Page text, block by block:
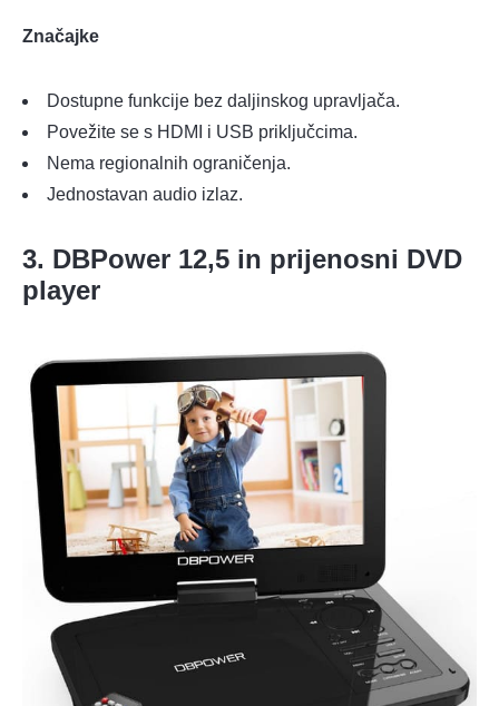
Značajke
Dostupne funkcije bez daljinskog upravljača.
Povežite se s HDMI i USB priključcima.
Nema regionalnih ograničenja.
Jednostavan audio izlaz.
3. DBPower 12,5 in prijenosni DVD
player